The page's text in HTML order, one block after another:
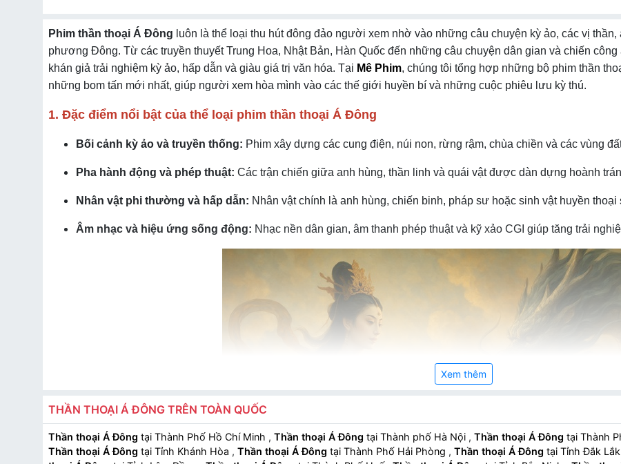
Phim thần thoại Á Đông luôn là thể loại thu hút đông đảo người xem nhờ vào những câu chuyện kỳ ảo, các vị
phương Đông. Từ các truyền thuyết Trung Hoa, Nhật Bản, Hàn Quốc đến những câu chuyện dân gian và chiến công
khán giả trải nghiệm kỳ ảo, hấp dẫn và giàu giá trị văn hóa. Tại Mê Phim, chúng tôi tổng hợp những bộ phim thần
những bom tấn mới nhất, giúp người xem hòa mình vào các thế giới huyền bí và những cuộc phiêu lưu kỳ thú.
1. Đặc điểm nổi bật của thể loại phim thần thoại Á Đông
Bối cảnh kỳ ảo và truyền thống: Phim xây dựng các cung điện, núi non, rừng rậm, chùa chiền và các vùng
Pha hành động và phép thuật: Các trận chiến giữa anh hùng, thần linh và quái vật được dàn dựng hoành
Nhân vật phi thường và hấp dẫn: Nhân vật chính là anh hùng, chiến binh, pháp sư hoặc sinh vật huyền
Âm nhạc và hiệu ứng sống động: Nhạc nền dân gian, âm thanh phép thuật và kỹ xảo CGI giúp tăng trải
Xem thêm
THẦN THOẠI Á ĐÔNG TRÊN TOÀN QUỐC
Thần thoại Á Đông tại Thành Phố Hồ Chí Minh , Thần thoại Á Đông tại Thành phố Hà Nội , Thần thoại Á Đông tại Thành
Thần thoại Á Đông tại Tỉnh Khánh Hòa , Thần thoại Á Đông tại Thành Phố Hải Phòng , Thần thoại Á Đông tại Tỉnh Đắk Lắk